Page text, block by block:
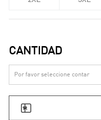
CANTIDAD
